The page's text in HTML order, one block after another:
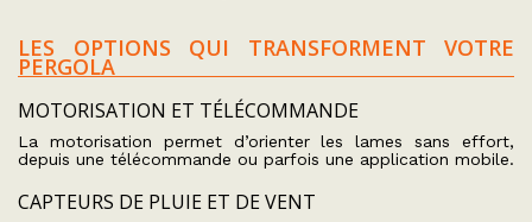
LES OPTIONS QUI TRANSFORMENT VOTRE
PERGOLA
MOTORISATION ET TÉLÉCOMMANDE
La motorisation permet d’orienter les lames sans effort,
depuis une télécommande ou parfois une application mobile.
CAPTEURS DE PLUIE ET DE VENT